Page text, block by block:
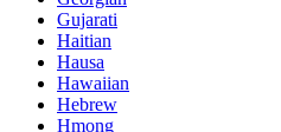
Gujarati
Haitian
Hausa
Hawaiian
Hebrew
Hmong